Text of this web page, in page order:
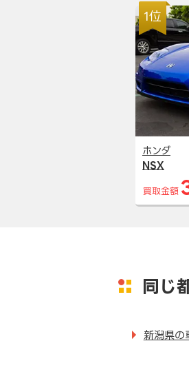
1位
ホンダ
NSX
買取金額
同じ
新潟県の